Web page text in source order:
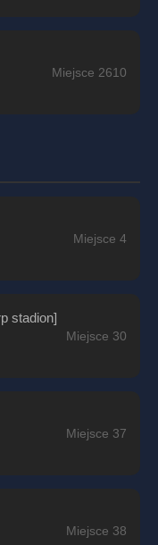
Miejsce 2610
Miejsce 4
stadion]
Miejsce 30
Miejsce 37
Miejsce 38